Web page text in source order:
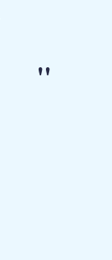
"